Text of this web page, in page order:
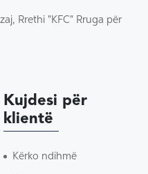
Rrethi "KFC" Rruga për
Kujdesi për
klientë
Kërko ndihmë